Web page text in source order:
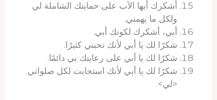
أشكرك أيها الآب على حمايتك الشاملة لي
ولكل ما يهمني.
أبي، أشكرك لكونك أبي.
شكرًا لك يا أبي لأنك تحبني كثيرًا.
شكرًا لك يا أبي على رعايتك بي دائمًا.
شكرًا لك يا أبي لأنك استجابت لكل صلواتي.
<لي>